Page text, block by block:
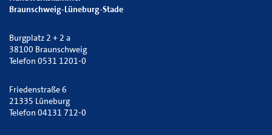
Braunschweig-Lüneburg-Stade
Burgplatz 2 + 2 a
38100 Braunschweig
Telefon 0531 1201-0
Friedenstraße 6
21335 Lüneburg
Telefon 04131 712-0